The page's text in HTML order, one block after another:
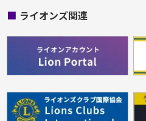
■ ライオンズ関連